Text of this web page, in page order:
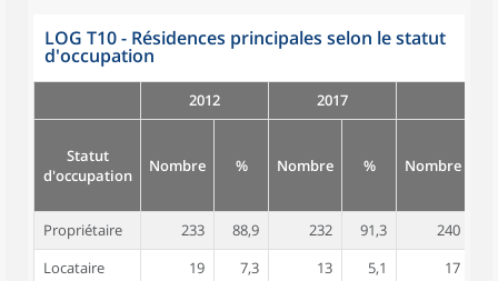
LOG T10 - Résidences principales selon le statut
d'occupation
2012 2017
Statut
d'occupation
Nombre % Nombre % Nombre
Propriétaire 233 88,9 232 91,3 240
Locataire
19 7,3 13 5,1 17